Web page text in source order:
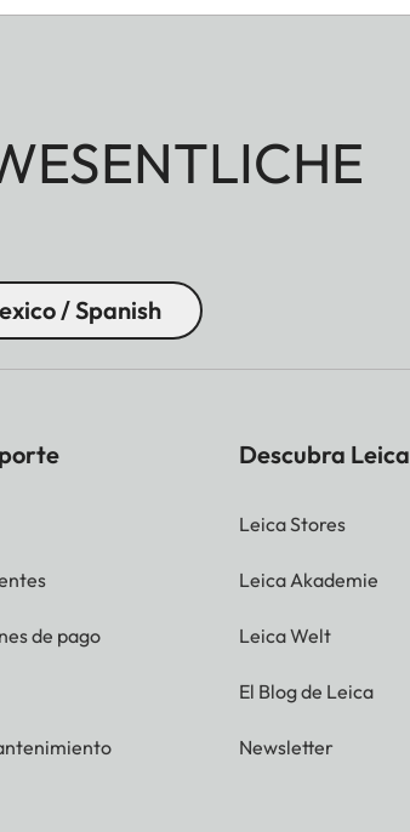
/ Spanish
de pago
Descubra Leica
Leica Stores
Leica Akademie
Leica Welt
El Blog de Leica
Newsletter